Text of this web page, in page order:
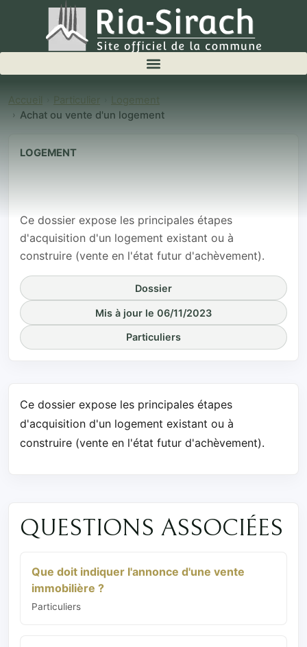
Accueil Particulier
Logement
Achat ou vente d'un logement
LOGEMENT
Achat ou vente
d'un logement
Ce dossier expose les principales étapes
d'acquisition d'un logement existant ou à
construire (vente en l'état futur d'achèvement).
Dossier
Mis à jour le 06/11/2023
Particuliers
Ce dossier expose les principales étapes
d'acquisition d'un logement existant ou à
construire (vente en l'état futur d'achèvement).
QUESTIONS ASSOCIÉES
Que doit indiquer l'annonce d'une vente
immobilière ?
Particuliers